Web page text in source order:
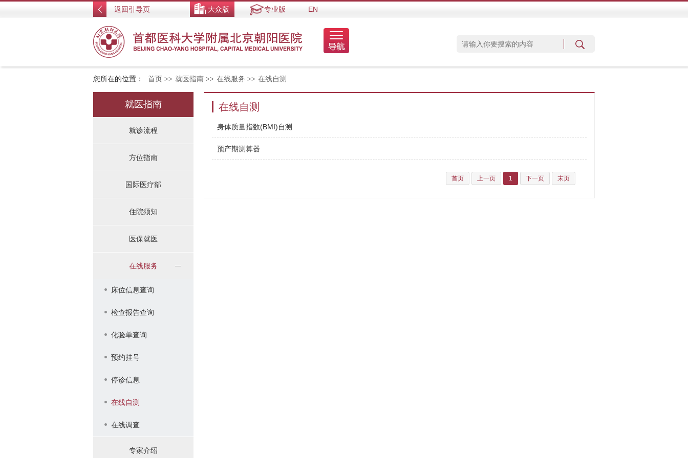
返回引导页 大众版 专业版 EN
您所在的位置： 首页 >> 就医指南 >> 在线服务 >> 在线自测
就医指南
就诊流程
方位指南
国际医疗部
住院须知
医保就医
在线服务
床位信息查询
检查报告查询
化验单查询
预约挂号
停诊信息
在线自测
在线调查
专家介绍
在线自测
身体质量指数(BMI)自测
预产期测算器
首页 上一页 1 下一页 末页